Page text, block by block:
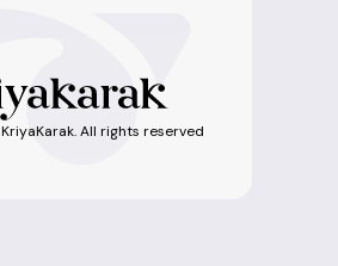
KriyaKarak. All rights reserved